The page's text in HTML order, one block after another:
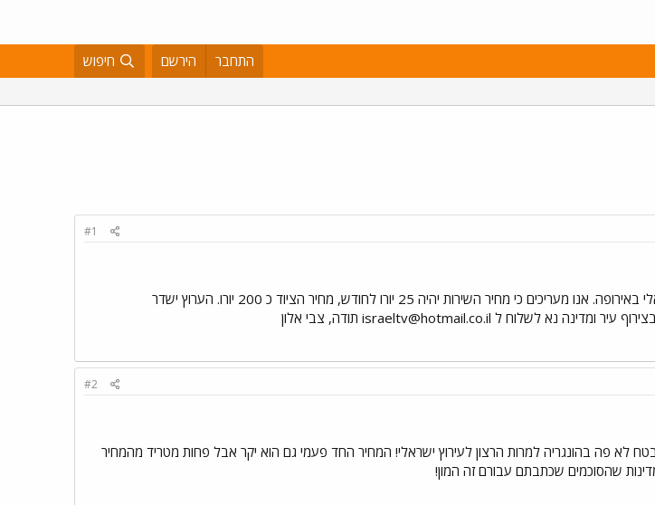
התחבר הירשם חיפוש
#1
שלום לכולם, אנו קבוצת יזמים שבודקת הקמת ערוץ טלביזיה ישראלי באירופה. אנו מעריכים כי מחיר השירות יהיה 25 יורו לחודש, מחיר הציוד כ 200 יורו. הערוץ ישדר
עיר ומדינה נא לשלוח ל israeltv@hotmail.co.il תודה, צבי אלון
#2
בטח לא פה בהונגריה למרות הרצון לעירוץ ישראלי! המחיר החד פעמי גם הוא יקר אבל פחות מטריד מהמחיר
מדינות שהסוכמים שכתבתם עבורם זה המון!